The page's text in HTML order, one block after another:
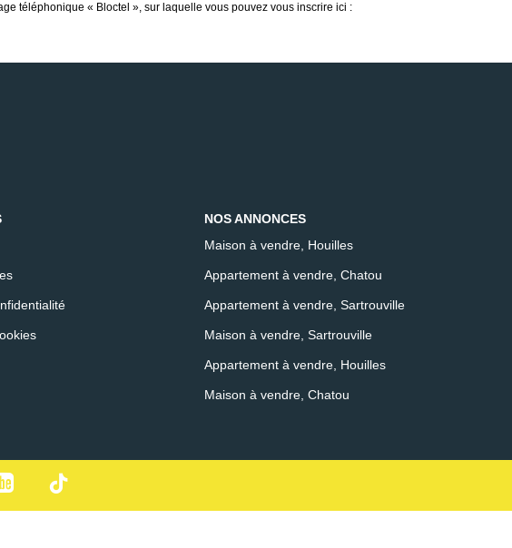
téléphonique « Bloctel », sur laquelle vous pouvez vous inscrire ici :
NOS ANNONCES
Maison à vendre, Houilles
Appartement à vendre, Chatou
Appartement à vendre, Sartrouville
Maison à vendre, Sartrouville
Appartement à vendre, Houilles
Maison à vendre, Chatou